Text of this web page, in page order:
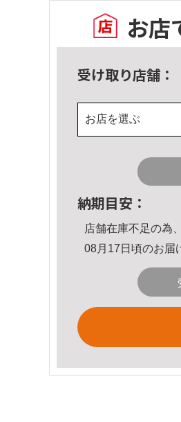
お店
受け取り店舗：
お店を選ぶ
納期目安：
店舗在庫不足の為
08月17日頃のお届